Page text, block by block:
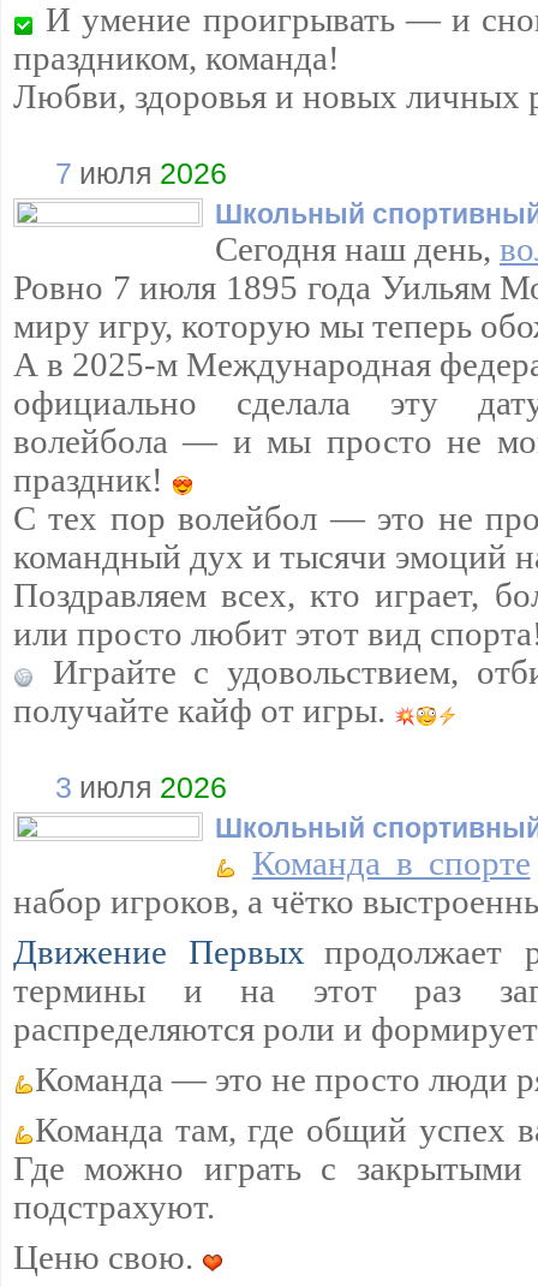
И умение проигрывать — и
праздником, команда!
Любви, здоровья и новых личных
7 июля 2026
Школьный
Сегодня наш день,
Ровно 7 июля 1895 года Уильям
миру игру, которую мы теперь
А в 2025-м Международная
официально сделала эту
волейбола — и мы просто не
праздник!
С тех пор волейбол — это не
командный дух и тысячи эмоций
Поздравляем всех, кто играет,
или просто любит этот вид
Играйте с удовольствием,
получайте кайф от игры.
3 июля 2026
Школьный
Команда в спорте
набор игроков, а чётко
Движение Первых продолжает
термины и на этот раз
распределяются роли и
Команда — это не просто люди
Команда там, где общий успех
Где можно играть с закрытыми
подстрахуют.
Ценю свою.